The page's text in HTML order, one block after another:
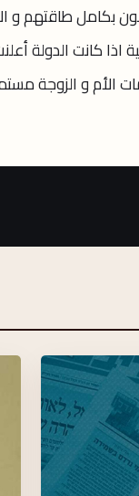
بكامل طاقتهم و
كانت الدولة
الأم و الزوجة